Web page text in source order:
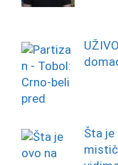
Šta je